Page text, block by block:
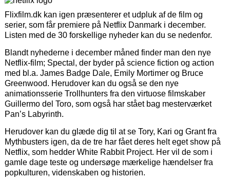
Flixfilm.dk kan igen præsenterer et udpluk af de film og
serier, som får premiere på Netflix Danmark i december.
Listen med de 30 forskellige nyheder kan du se nedenfor.
Blandt nyhederne i december måned finder man den nye
Netflix-film; Spectal, der byder på science fiction og action
med bl.a. James Badge Dale, Emily Mortimer og Bruce
Greenwood. Herudover kan du også se den nye
animationsserie Trollhunters fra den virtuose filmskaber
Guillermo del Toro, som også har stået bag mesterværket
Pan’s Labyrinth.
Herudover kan du glæde dig til at se Tory, Kari og Grant fra
Mythbusters igen, da de tre har fået deres helt eget show på
Netflix, som hedder White Rabbit Project. Her vil de som i
gamle dage teste og undersøge mærkelige hændelser fra
popkulturen, videnskaben og historien.